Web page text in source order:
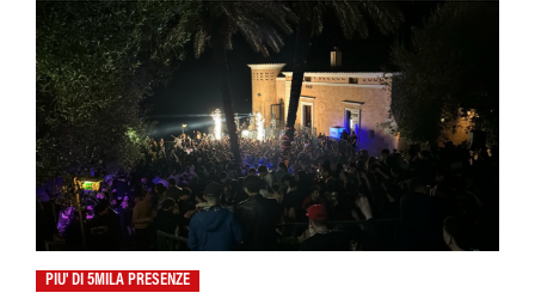
PIU' DI 5MILA PRESENZE